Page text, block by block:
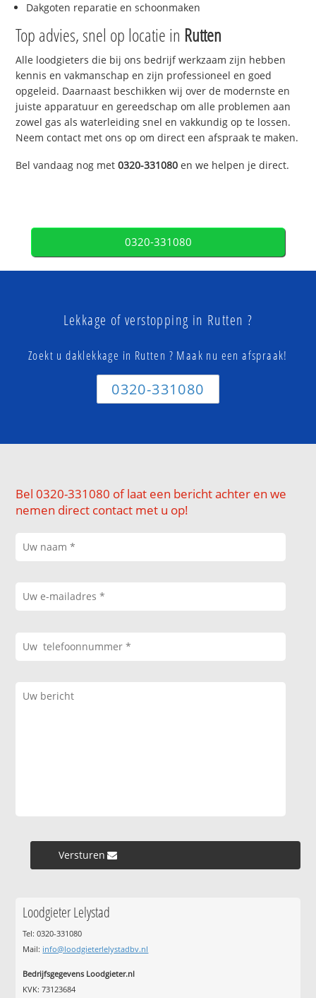
Dakgoten reparatie en schoonmaken
Top advies, snel op locatie in Rutten
Alle loodgieters die bij ons bedrijf werkzaam zijn hebben
kennis en vakmanschap en zijn professioneel en goed
opgeleid. Daarnaast beschikken wij over de modernste en
juiste apparatuur en gereedschap om alle problemen aan
zowel gas als waterleiding snel en vakkundig op te lossen.
Neem contact met ons op om direct een afspraak te maken.
Bel vandaag nog met0320-331080 en we helpen je direct.
0320-331080
Lekkage of verstopping in Rutten ?
Zoekt u daklekkage in Rutten ? Maak nu een afspraak!
0320-331080
Bel 0320-331080 of laat een bericht achter en we
nemen direct contact met u op!
Versturen »
Loodgieter Lelystad
Tel: 0320-331080
Mail: info@loodgieterlelystadbv.nl
Bedrijfsgegevens Loodgieter.nl
KVK: 73123684